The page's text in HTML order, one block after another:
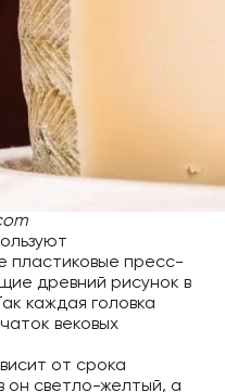
пластиковые пресс-
древний рисунок в
каждая головка
вековых
от срока
он светло-желтый, а